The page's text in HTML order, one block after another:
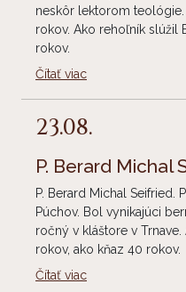
neskôr lektorom
rokov. Ako rehoľník slúžil
rokov.
Čítať viac
23.08.
P. Berard Michal
P. Berard Michal Seifried.
Púchov. Bol vynikajúci
ročný v kláštore v
rokov, ako kňaz 40 rokov.
Čítať viac